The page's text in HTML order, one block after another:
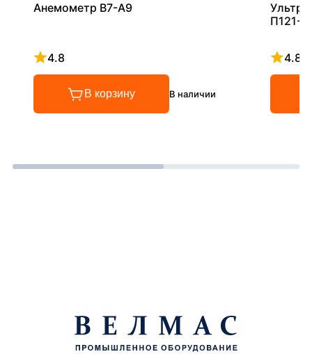
Анемометр В7-А9
4.8
Рейтинг 4.8 из 5
В корзину В наличии
П121-
4.8